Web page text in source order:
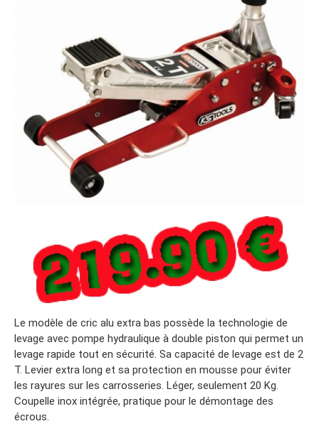
Le modèle de cric alu extra bas possède la technologie de
levage avec pompe hydraulique à double piston qui permet un
levage rapide tout en sécurité. Sa capacité de levage est de 2
T. Levier extra long et sa protection en mousse pour éviter
les rayures sur les carrosseries. Léger, seulement 20 Kg.
Coupelle inox intégrée, pratique pour le démontage des
écrous.